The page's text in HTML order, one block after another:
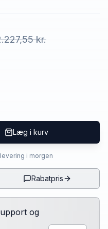
kr.
Læg i kurv
i morgen
Rabatpris
og